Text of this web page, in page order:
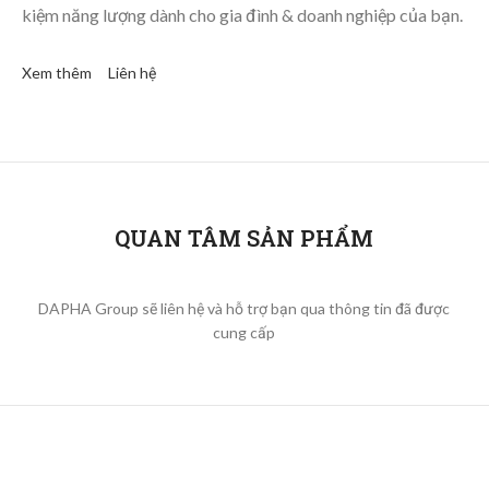
kiệm năng lượng dành cho gia đình & doanh nghiệp của bạn.
Xem thêm Liên hệ
QUAN TÂM SẢN PHẨM
DAPHA Group sẽ liên hệ và hỗ trợ bạn qua thông tin đã được
cung cấp